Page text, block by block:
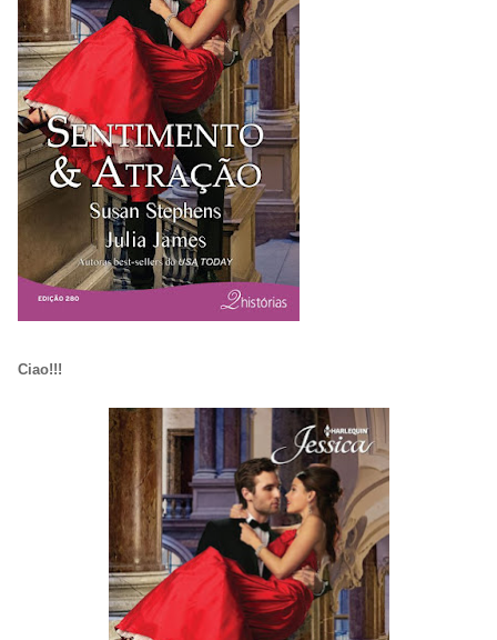
Ciao!!!